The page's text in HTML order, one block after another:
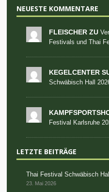
NEUESTE KOMMENTARE
FLEISCHER ZU
Festivals und Thai
KEGELCENTER
Schwäbisch Hall
Festival Karlsruhe
LETZTE BEITRÄGE
Thai Festival Schwäbisch
23. Mai 2026